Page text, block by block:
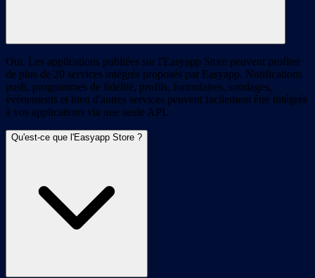
Oui. Les applications publiées sur l'Easyapp Store peuvent profiter
de plus de 20 services intégrés proposés par Easyapp. Notifications
push, programmes de fidélité, profils, formulaires, sondages,
événements et bien d'autres services peuvent facilement être intégrés
à vos applications via une seule API.
Qu'est-ce que l'Easyapp Store ?